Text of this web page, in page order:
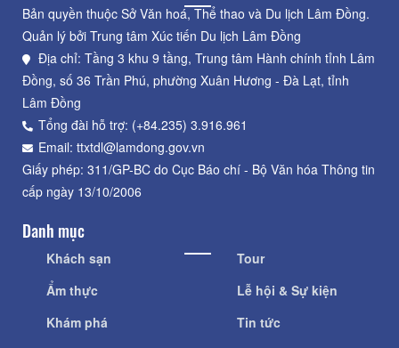
Bản quyền thuộc Sở Văn hoá, Thể thao và Du lịch Lâm Đồng.
Quản lý bởi Trung tâm Xúc tiến Du lịch Lâm Đồng
Địa chỉ: Tầng 3 khu 9 tầng, Trung tâm Hành chính tỉnh Lâm
Đồng, số 36 Trần Phú, phường Xuân Hương - Đà Lạt, tỉnh
Lâm Đồng
Tổng đài hỗ trợ: (+84.235) 3.916.961
Email: ttxtdl@lamdong.gov.vn
Giấy phép: 311/GP-BC do Cục Báo chí - Bộ Văn hóa Thông tin
cấp ngày 13/10/2006
Danh mục
Khách sạn
Ẩm thực
Khám phá
Tour
Lễ hội & Sự kiện
Tin tức